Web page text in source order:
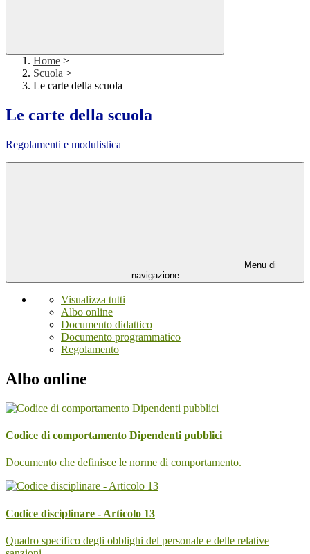
Home >
Scuola >
Le carte della scuola
Le carte della scuola
Regolamenti e modulistica
Menu di
navigazione
Visualizza tutti
Albo online
Documento didattico
Documento programmatico
Regolamento
Albo online
Codice di comportamento Dipendenti pubblici
Documento che definisce le norme di comportamento.
Codice disciplinare - Articolo 13
Quadro specifico degli obblighi del personale e delle relative